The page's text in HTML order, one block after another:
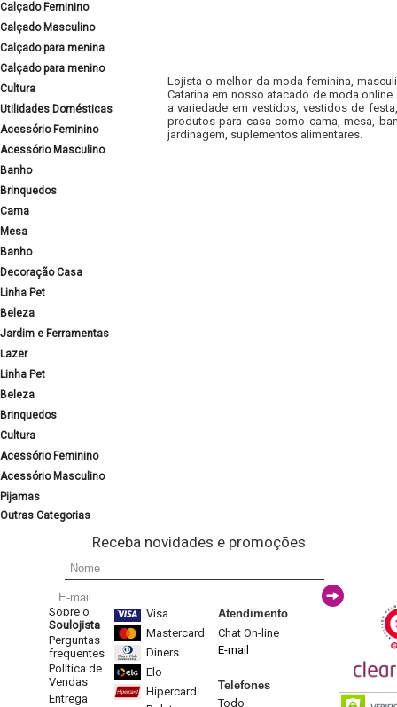
Calçado Feminino
Calçado Masculino
Calçado para menina
Calçado para menino
Cultura
Utilidades Domésticas
Acessório Feminino
Acessório Masculino
Banho
Brinquedos
Cama
Mesa
Banho
Decoração Casa
Linha Pet
Beleza
Jardim e Ferramentas
Lazer
Linha Pet
Beleza
Brinquedos
Cultura
Acessório Feminino
Acessório Masculino
Pijamas
Outras Categorias
Lojista o melhor da moda feminina,
Catarina em nosso atacado de moda
a variedade em vestidos, vestidos de
produtos para casa como cama, mesa,
jardinagem, suplementos alimentares.
Receba novidades e promoções
Sobre o
Soulojista
Perguntas
frequentes
Política de
Vendas
Entrega
Visa
Mastercard
Diners
Elo
Hipercard
Atendimento
Chat On-line
E-mail
Telefones
Todo